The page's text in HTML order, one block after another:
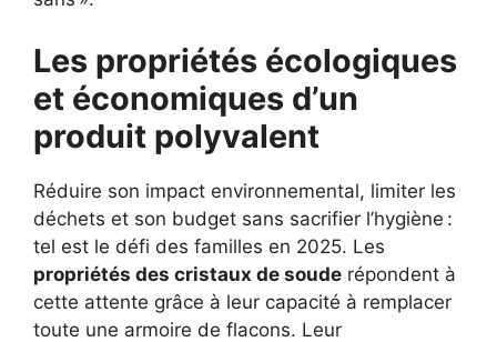
Les propriétés écologiques
et économiques d’un
produit polyvalent
Réduire son impact environnemental, limiter les
déchets et son budget sans sacrifier l’hygiène :
tel est le défi des familles en 2025. Les
propriétés des cristaux de soude répondent à
cette attente grâce à leur capacité à remplacer
toute une armoire de flacons. Leur